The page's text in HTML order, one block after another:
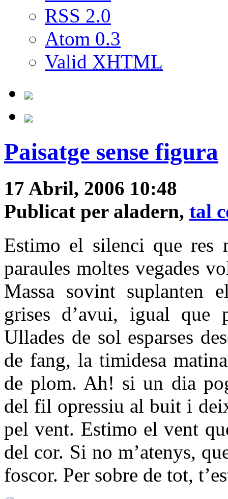
RSS 2.0
Atom 0.3
Valid XHTML
Paisatge sense figura
17 Abril, 2006 10:48
Publicat per aladern, tal
Estimo el silenci que res
paraules moltes vegades
Massa sovint suplanten
grises d’avui, igual que
Ullades de sol esparses
de fang, la timidesa
de plom. Ah! si un dia
del fil opressiu al buit i
pel vent. Estimo el vent
del cor. Si no m’atenys,
foscor. Per sobre de tot,